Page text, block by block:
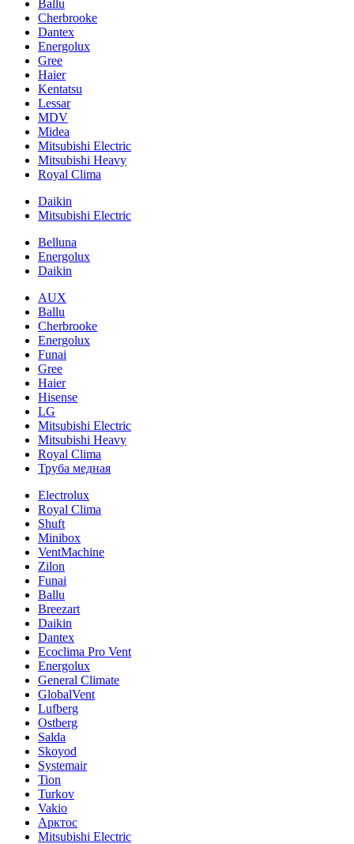
Ballu
Cherbrooke
Dantex
Energolux
Gree
Haier
Kentatsu
Lessar
MDV
Midea
Mitsubishi Electric
Mitsubishi Heavy
Royal Clima
Daikin
Mitsubishi Electric
Belluna
Energolux
Daikin
AUX
Ballu
Cherbrooke
Energolux
Funai
Gree
Haier
Hisense
LG
Mitsubishi Electric
Mitsubishi Heavy
Royal Clima
Труба медная
Electrolux
Royal Clima
Shuft
Minibox
VentMachine
Zilon
Funai
Ballu
Breezart
Daikin
Dantex
Ecoclima Pro Vent
Energolux
General Climate
GlobalVent
Lufberg
Ostberg
Salda
Skoyod
Systemair
Tion
Turkov
Vakio
Арктос
Mitsubishi Electric